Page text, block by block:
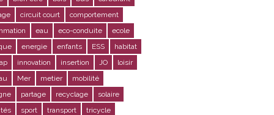
circuit court
comportement
eau eco-conduite
ecole
energie enfants ESS
habitat
innovation insertion JO
loisir
Mer metier
mobilité
partage recyclage
solaire
sport transport
tricycle